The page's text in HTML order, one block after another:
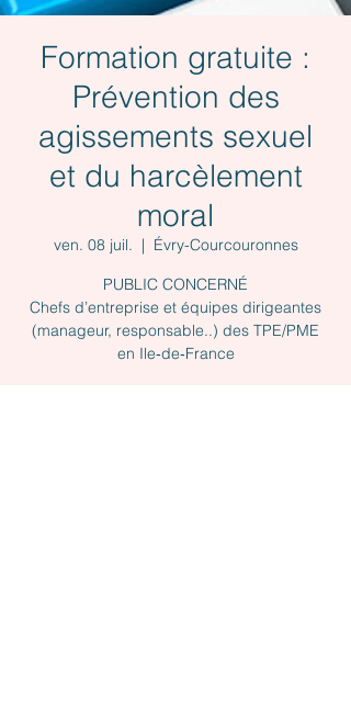
Formation gratuite :
Prévention des
agissements sexuel
et du harcèlement
moral
ven. 08 juil.
  |
Évry-Courcouronnes
PUBLIC CONCERNÉ
Chefs d’entreprise et équipes dirigeantes
(manageur, responsable..) des TPE/PME
en Ile‐de‐France